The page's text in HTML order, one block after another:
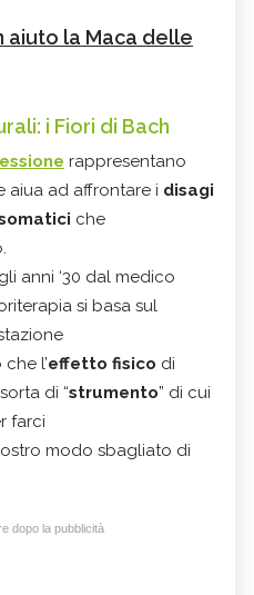
aiuto la Maca delle
i Fiori di Bach
rappresentano
aiua ad affrontare i disagi
che
anni ‘30 dal medico
si basa sul
l’effetto fisico di
di “strumento” di cui
farci
modo sbagliato di
dopo la pubblicità